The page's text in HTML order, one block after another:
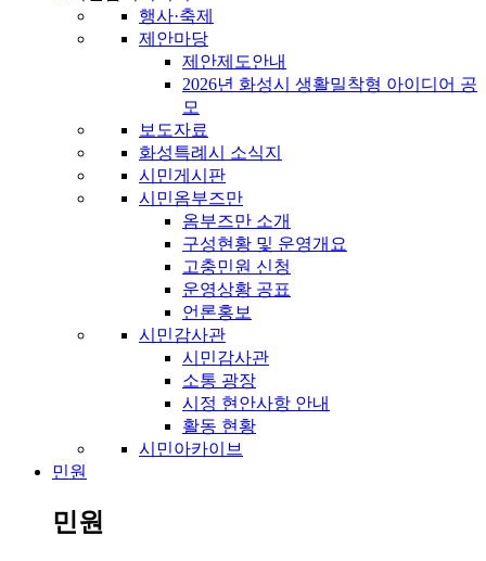
행사·축제
제안마당
제안제도안내
2026년 화성시 생활밀착형 아이디어 공
모
보도자료
화성특례시 소식지
시민게시판
시민옴부즈만
옴부즈만 소개
구성현황 및 운영개요
고충민원 신청
운영상황 공표
언론홍보
시민감사관
시민감사관
소통 광장
시정 현안사항 안내
활동 현황
시민아카이브
민원
민원